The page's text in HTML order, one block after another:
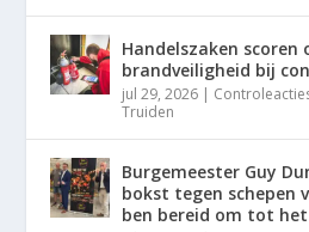
Handelszaken scoren
brandveiligheid bij
jul 29, 2026 |
Truiden
Burgemeester Guy
bokst tegen schepen
ben bereid om tot